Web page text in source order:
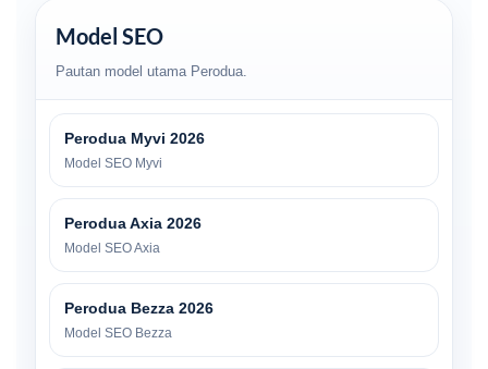
Model SEO
Pautan model utama Perodua.
Perodua Myvi 2026
Model SEO Myvi
Perodua Axia 2026
Model SEO Axia
Perodua Bezza 2026
Model SEO Bezza